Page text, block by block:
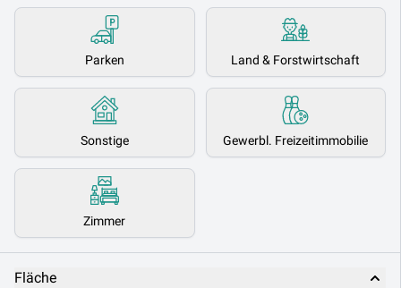
Parken Land & Forstwirtschaft
Sonstige Gewerbl. Freizeitimmobilie
Zimmer
Fläche